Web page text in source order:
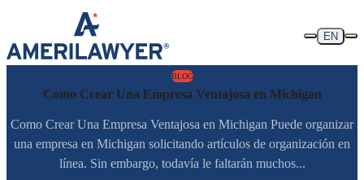
Skip to content
EN
BLOG
Como Crear Una Empresa Ventajosa en Michigan
Como Crear Una Empresa Ventajosa en Michigan Puede organizar
una empresa en Michigan solicitando artículos de organización en
línea. Sin embargo, todavía le faltarán muchos...